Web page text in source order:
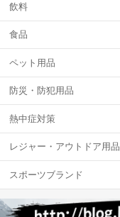
飲料
食品
ペット用品
防災・防犯用品
熱中症対策
レジャー・アウトドア用品
スポーツブランド